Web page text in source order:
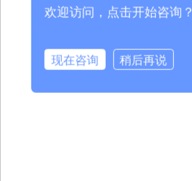
欢迎访问，点击开始咨询？
现在咨询 稍后再说